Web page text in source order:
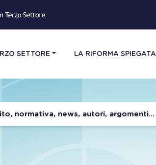
SETTORE LA RIFORMA SPIEGATA